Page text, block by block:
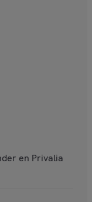
en Privalia